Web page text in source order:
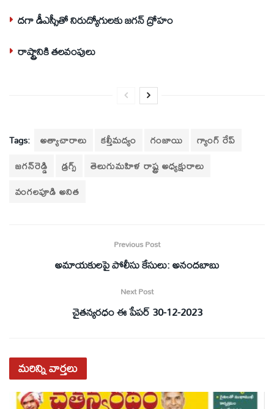
దగా డీఎస్సీతో నిరుద్యోగులకు జగన్‌ ద్రోహం
రాష్ట్రానికి తలవంపులు
Tags: అత్యాచారాలు కల్తీమద్యం గంజాయి
గ్యాంగ్‌ రేప్‌
జగన్‌రెడ్డి
డ్రగ్స్‌
తెలుగుమహిళ రాష్ట్ర అధ్యక్షురాలు
వంగలపూడి అనిత
Previous Post
అమాయకులపై పోలీసు కేసులు: అనందబాబు
Next Post
చైతన్యరధం ఈ పేపర్ 30-12-2023
మరిన్నివార్తలు